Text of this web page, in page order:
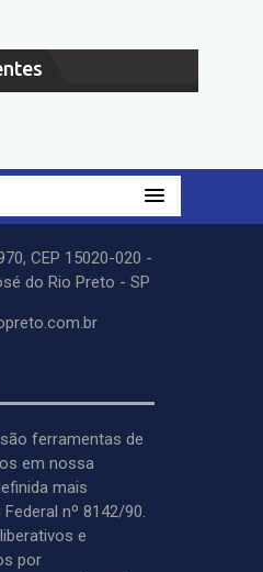
CEP 15020-020 -
do Rio Preto - SP
ferramentas de
em nossa
mais
nº 8142/90.
e
por